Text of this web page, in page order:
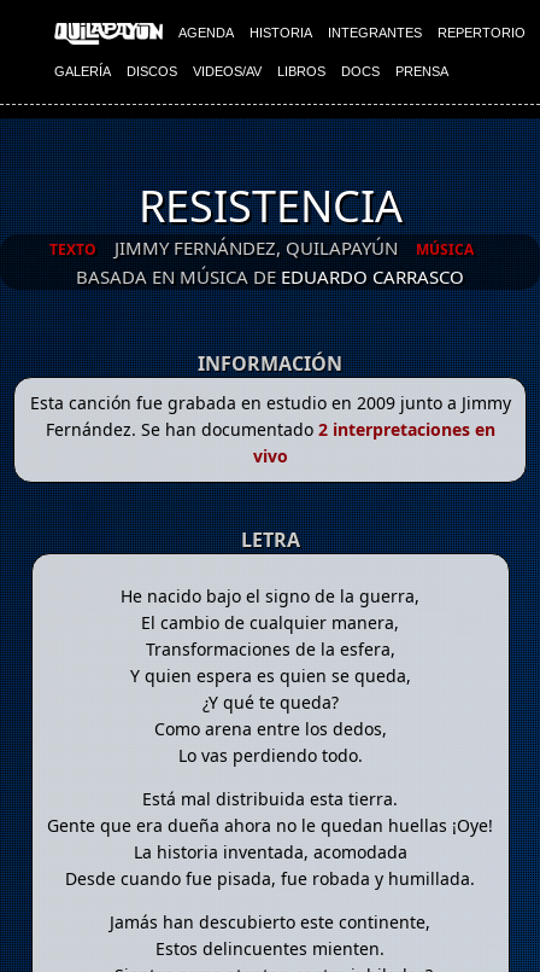
AGENDA HISTORIA INTEGRANTES REPERTORIO
GALERÍA DISCOS VIDEOS/AV LIBROS DOCS PRENSA
RESISTENCIA
TEXTO JIMMY FERNÁNDEZ, QUILAPAYÚN MÚSICA
BASADA EN MÚSICA DEEDUARDO CARRASCO
INFORMACIÓN
Esta canción fue grabada en estudio en 2009 junto a Jimmy
Fernández. Se han documentado 2 interpretaciones en
vivo
LETRA
He nacido bajo el signo de la guerra,
El cambio de cualquier manera,
Transformaciones de la esfera,
Y quien espera es quien se queda,
¿Y qué te queda?
Como arena entre los dedos,
Lo vas perdiendo todo.
Está mal distribuida esta tierra.
Gente que era dueña ahora no le quedan huellas ¡Oye!
La historia inventada, acomodada
Desde cuando fue pisada, fue robada y humillada.
Jamás han descubierto este continente,
Estos delincuentes mienten.